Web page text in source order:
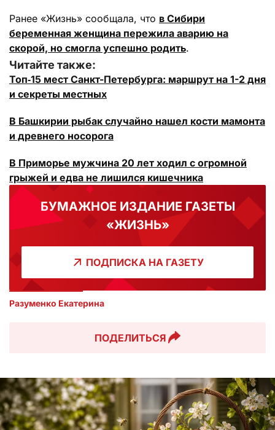
Ранее «Жизнь» сообщала, что в Сибири
беременная женщина пережила аварию на
скорой, но смогла успешно родить.
Читайте также:
Топ‑15 мест Санкт-Петербурга: маршрут на 1-2 дня
и секреты местных
В Башкирии рыбак случайно нашел кости мамонта
и древнего носорога
В Приморье мужчина 20 лет ходил с огромной
грыжей и едва не лишился кишечника
БУМАЖНОЕ ИЗДАНИЕ ГАЗЕТЫ
«ЖИЗНЬ»
ПОДПИСКА НА ГАЗЕТУ
Разуменко Екатерина
ПОДЕЛИТЬСЯ